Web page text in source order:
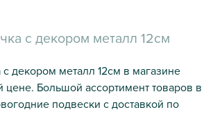
с декором металл 12см
декором металл 12см в магазине
цене. Большой ассортимент товаров в
подвески с доставкой по